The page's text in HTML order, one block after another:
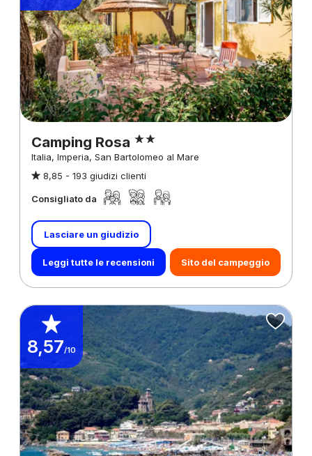
Camping Rosa
Italia, Imperia, San Bartolomeo al Mare
8,85 - 193 giudizi clienti
Consigliato da
Lasciare un giudizio
Leggi tutte le recensioni Sito del campeggio
8,57/10